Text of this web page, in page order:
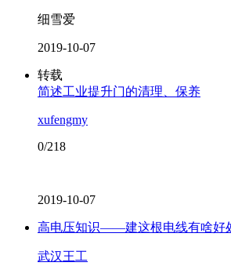
细雪爱
2019-10-07
转载
简述工业提升门的清理、保养
xufengmy
0/218
2019-10-07
高电压知识——建这根电线有啥好
武汉王工